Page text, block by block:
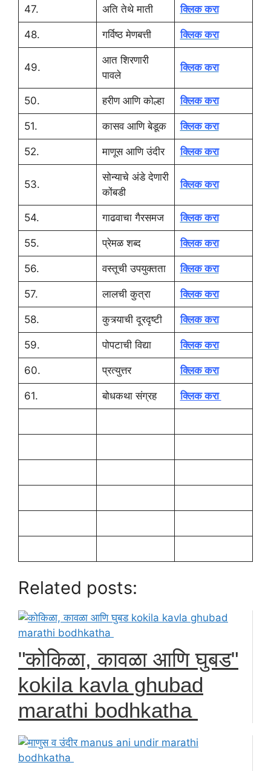
47. अति तेथे माती क्लिक करा
48. गर्विष्ठ मेणबत्ती क्लिक करा
49.
आत शिरणारी
पावले
क्लिक करा
50. हरीण आणि कोल्हा क्लिक करा
51. कासव आणि बेडूक क्लिक करा
52. माणूस आणि उंदीर क्लिक करा
53.
सोन्याचे अंडे देणारी
कोंबडी
क्लिक करा
54. गाढवाचा गैरसमज क्लिक करा
55. प्रेमळ शब्द क्लिक करा
56. वस्तूची उपयुक्तता क्लिक करा
57. लालची कुत्रा क्लिक करा
58. कुत्र्याची दूरदृष्टी क्लिक करा
59. पोपटाची विद्या क्लिक करा
60. प्रत्युत्तर क्लिक करा
61. बोधकथा संग्रह क्लिक करा
Related posts:
"कोकिळा, कावळा आणि घुबड"
kokila kavla ghubad
marathi bodhkatha